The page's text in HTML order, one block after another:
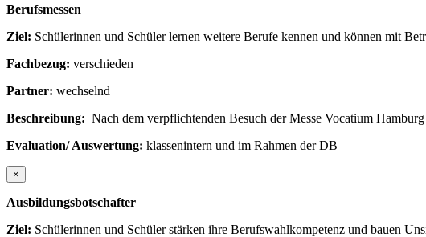
Berufsmessen
Ziel: Schülerinnen und Schüler lernen weitere Berufe kennen und können mit
Fachbezug: verschieden
Partner: wechselnd
Beschreibung: Nach dem verpflichtenden Besuch der Messe Vocatium
Evaluation/ Auswertung: klassenintern und im Rahmen der DB
×
Ausbildungsbotschafter
Ziel: Schülerinnen und Schüler stärken ihre Berufswahlkompetenz und bauen